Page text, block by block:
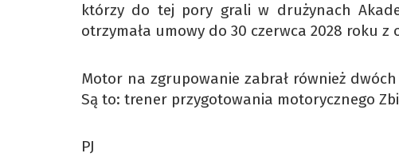
którzy do tej pory grali w drużynach
otrzymała umowy do 30 czerwca 2028 roku z
Motor na zgrupowanie zabrał również
Są to: trener przygotowania motorycznego
PJ